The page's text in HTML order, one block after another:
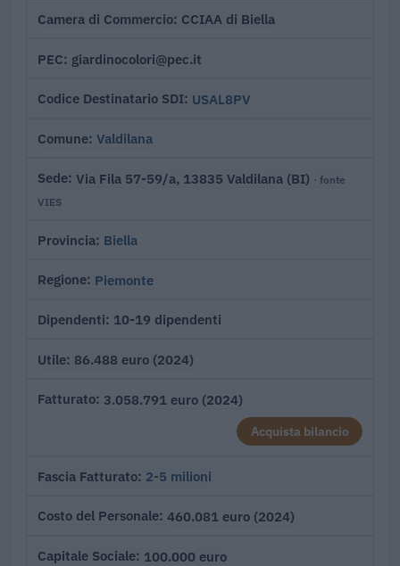
Camera di Commercio CCIAA di Biella
PEC giardinocolori@pec.it
Codice Destinatario SDI USAL8PV
Comune Valdilana
Sede Via Fila 57-59/a, 13835 Valdilana (BI) · fonte
VIES
Provincia Biella
Regione Piemonte
Dipendenti 10-19 dipendenti
Utile 86.488 euro (2024)
Fatturato 3.058.791 euro (2024)
Acquista bilancio
Fascia Fatturato 2-5 milioni
Costo del Personale 460.081 euro (2024)
Capitale Sociale 100.000 euro